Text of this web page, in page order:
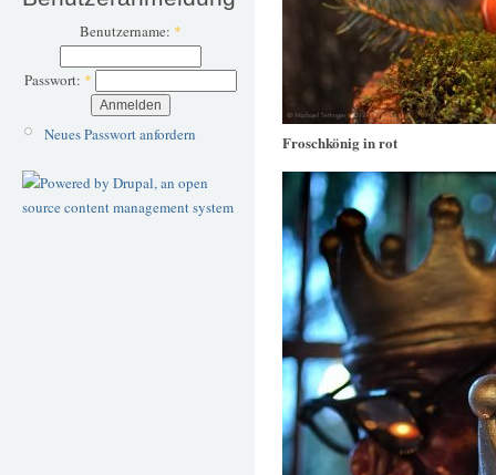
Benutzername: *
Passwort: *
Neues Passwort anfordern Froschkönig in rot